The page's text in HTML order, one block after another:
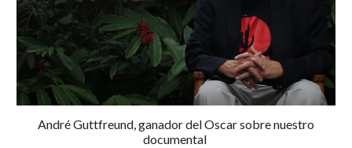
André Guttfreund, ganador del Oscar sobre nuestro
documental